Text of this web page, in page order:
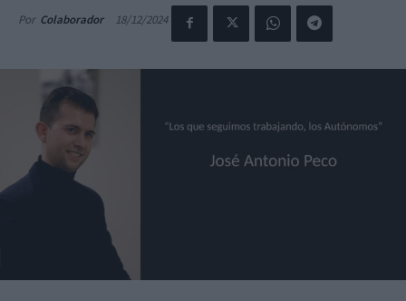
Por Colaborador 18/12/2024